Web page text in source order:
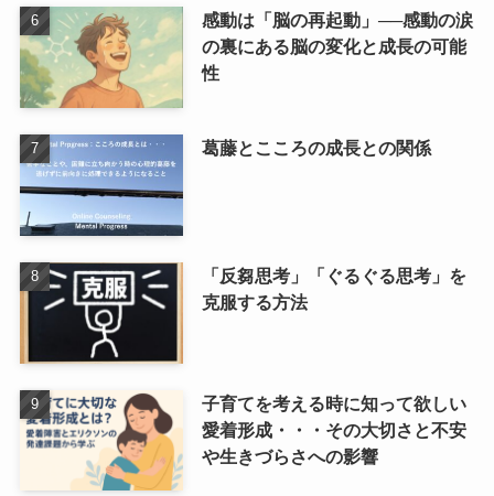
感動は「脳の再起動」──感動の涙
の裏にある脳の変化と成長の可能
性
葛藤とこころの成長との関係
「反芻思考」「ぐるぐる思考」を
克服する方法
子育てを考える時に知って欲しい
愛着形成・・・その大切さと不安
や生きづらさへの影響